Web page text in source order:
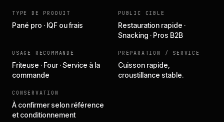
TYPE DE PRODUIT
Pané pro · IQF ou frais
PUBLIC CIBLE
Restauration rapide ·
Snacking · Pros B2B
USAGE RECOMMANDÉ
Friteuse · Four · Service à la
commande
PRÉPARATION / SERVICE
Cuisson rapide,
croustillance stable.
CONSERVATION
À confirmer selon référence
et conditionnement